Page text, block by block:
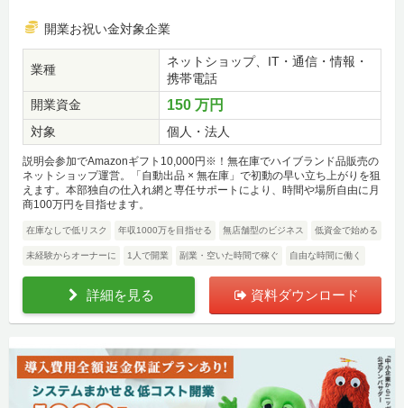
開業お祝い金対象企業
業種
ネットショップ、IT・通信・情報・
携帯電話
開業資金
150 万円
対象 個人・法人
説明会参加でAmazonギフト10,000円※！無在庫でハイブランド品販売の
ネットショップ運営。「自動出品 × 無在庫」で初動の早い立ち上がりを狙
えます。本部独自の仕入れ網と専任サポートにより、時間や場所自由に月
商100万円を目指せます。
在庫なしで低リスク 年収1000万を目指せる 無店舗型のビジネス 低資金で始める
未経験からオーナーに 1人で開業 副業・空いた時間で稼ぐ 自由な時間に働く
詳細を見る 資料ダウンロード